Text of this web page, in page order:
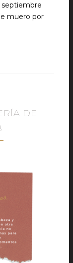
septiembre
muero por
DE